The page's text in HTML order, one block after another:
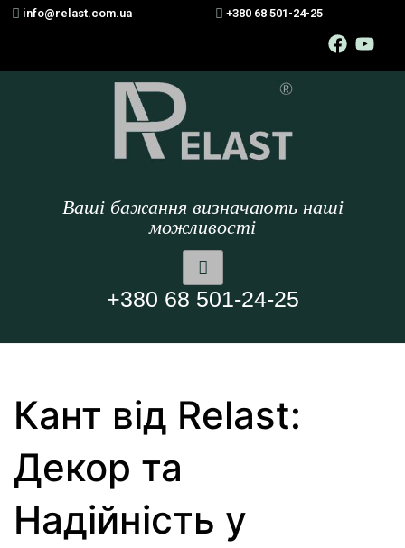
info@relast.com.ua +380 68 501-24-25
Ваші бажання визначають наші
можливості
+380 68 501-24-25
Кант від Relast:
Декор та
Надійність у